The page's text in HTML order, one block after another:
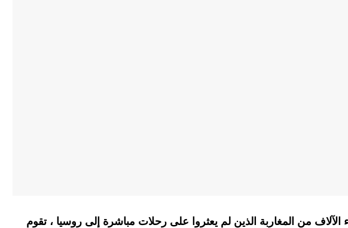
من المغاربة الذين لم يعثروا على رحلات مباشرة إلى روسيا ، تقوم